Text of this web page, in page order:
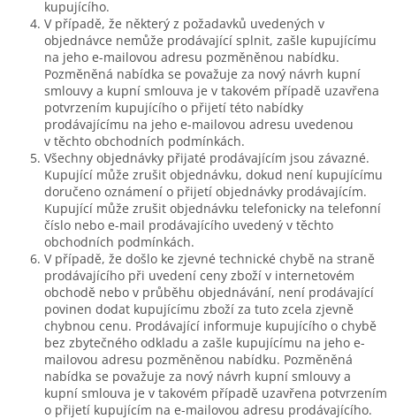
kupujícího.
V případě, že některý z požadavků uvedených v
objednávce nemůže prodávající splnit, zašle kupujícímu
na jeho e-mailovou adresu pozměněnou nabídku.
Pozměněná nabídka se považuje za nový návrh kupní
smlouvy a kupní smlouva je v takovém případě uzavřena
potvrzením kupujícího o přijetí této nabídky
prodávajícímu na jeho e-mailovou adresu uvedenou
v těchto obchodních podmínkách.
Všechny objednávky přijaté prodávajícím jsou závazné.
Kupující může zrušit objednávku, dokud není kupujícímu
doručeno oznámení o přijetí objednávky prodávajícím.
Kupující může zrušit objednávku telefonicky na telefonní
číslo nebo e-mail prodávajícího uvedený v těchto
obchodních podmínkách.
V případě, že došlo ke zjevné technické chybě na straně
prodávajícího při uvedení ceny zboží v internetovém
obchodě nebo v průběhu objednávání, není prodávající
povinen dodat kupujícímu zboží za tuto zcela zjevně
chybnou cenu. Prodávající informuje kupujícího o chybě
bez zbytečného odkladu a zašle kupujícímu na jeho e-
mailovou adresu pozměněnou nabídku. Pozměněná
nabídka se považuje za nový návrh kupní smlouvy a
kupní smlouva je v takovém případě uzavřena potvrzením
o přijetí kupujícím na e-mailovou adresu prodávajícího.